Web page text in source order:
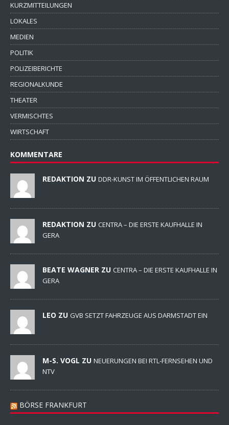
KURZMITTEILUNGEN
LOKALES
MEDIEN
POLITIK
POLIZEIBERICHTE
REGIONALKUNDE
THEATER
VERMISCHTES
WIRTSCHAFT
KOMMENTARE
REDAKTION ZU DDR-KUNST IM ÖFFENTLICHEN RAUM
REDAKTION ZU CENTRA – DIE ERSTE KAUFHALLE IN
GERA
BEATE WAGNER ZU CENTRA – DIE ERSTE KAUFHALLE IN
GERA
LEO ZU GVB SETZT FAHRZEUGE AUS DARMSTADT EIN
M-S. VOGL ZU NEUERUNGEN BEI RTL-FERNSEHEN UND
NTV
BÖRSE FRANKFURT